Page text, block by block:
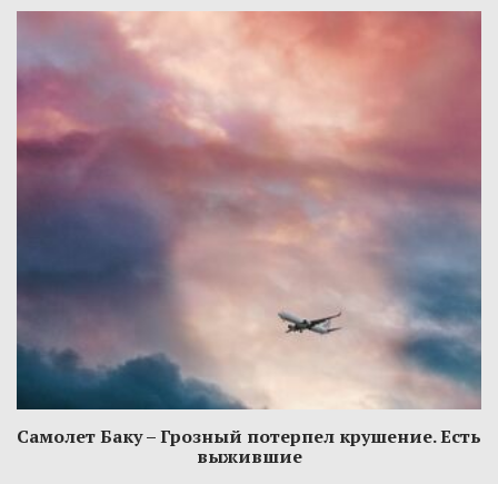
Самолет Баку – Грозный потерпел крушение. Есть
выжившие